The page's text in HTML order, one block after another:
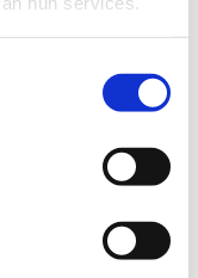
Lameris